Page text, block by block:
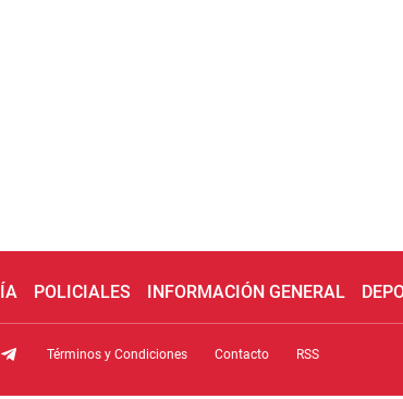
POLICIALES INFORMACIÓN GENERAL
Términos y Condiciones Contacto RSS